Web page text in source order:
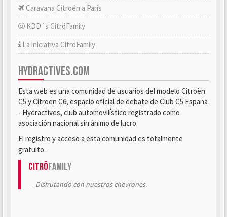
Caravana Citroën a París
KDD´s CitröFamily
La iniciativa CitröFamily
HYDRACTIVES.COM
Esta web es una comunidad de usuarios del modelo Citroën
C5 y Citroën C6, espacio oficial de debate de Club C5 España
- Hydractives, club automovilístico registrado como
asociación nacional sin ánimo de lucro.
El registro y acceso a esta comunidad es totalmente
gratuito.
CitröFamily
Disfrutando con nuestros chevrones.